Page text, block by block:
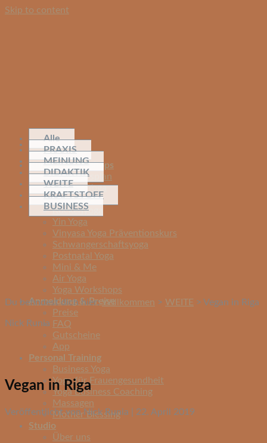
Skip to content
Kurse & Workshops
Yoga Kursplan
Vinyasa Yoga
Basic Yoga
Rückenyoga
Yin Yoga
Vinyasa Yoga Präventionskurs
Schwangerschaftsyoga
Postnatal Yoga
Mini & Me
Air Yoga
Yoga Workshops
Anmeldung & Preise
Preise
FAQ
Gutscheine
App
Personal Training
Business Yoga
Yoga für Frauengesundheit
Yoga Business Coaching
Massagen
Mother Blessing
Studio
Über uns
Alle
PRAXIS
MEINUNG
DIDAKTIK
WEITE
KRAFTSTOFF
BUSINESS
Du befindest dich hier:Willkommen > WEITE > Vegan in Riga
Nick Runia
Vegan in Riga
Veröffentlicht von Nick Runia | 22. April 2019